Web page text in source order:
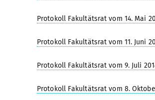
Protokoll Fakultätsrat vom 14. Mai
Protokoll Fakultätsrat vom 11. Juni
Protokoll Fakultätsrat vom 9. Juli
Protokoll Fakultätsrat vom 8.